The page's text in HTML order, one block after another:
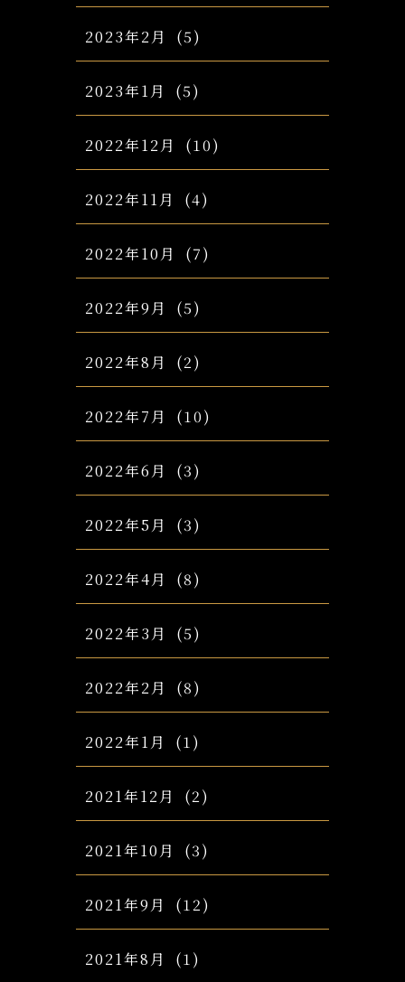
2023年2月 (5)
2023年1月 (5)
2022年12月 (10)
2022年11月 (4)
2022年10月 (7)
2022年9月 (5)
2022年8月 (2)
2022年7月 (10)
2022年6月 (3)
2022年5月 (3)
2022年4月 (8)
2022年3月 (5)
2022年2月 (8)
2022年1月 (1)
2021年12月 (2)
2021年10月 (3)
2021年9月 (12)
2021年8月 (1)